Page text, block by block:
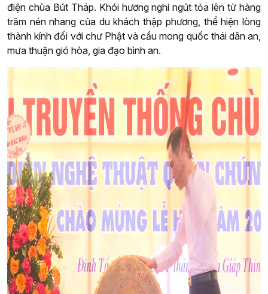
điện chùa Bút Tháp. Khói hương nghi ngút tỏa lên từ hàng
trăm nén nhang của du khách thập phương, thể hiện lòng
thành kính đối với chư Phật và cầu mong quốc thái dân an,
mưa thuận gió hòa, gia đạo bình an.